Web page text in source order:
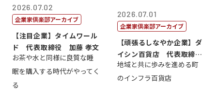
2026.07.02
企業家倶楽部アーカイブ
【注目企業】タイムワール
ド 代表取締役 加藤 孝文
お茶や水と同様に良質な睡
眠を購入する時代がやってく
る
2026.07.01
企業家倶楽部アーカイブ
【頑張るしなやか企業】ダ
イシン百貨店 代表取締役
社長 西山 ...
地域と共に歩みを進める町
のインフラ百貨店